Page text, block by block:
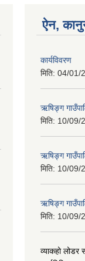
ऐन,
कार्यविवरण
मिति: 04/01/
ऋषिङ्ग
मिति: 10/09/
ऋषिङ्ग
मिति: 10/09/
ऋषिङ्ग
मिति: 10/09/
व्याकहो लोडर